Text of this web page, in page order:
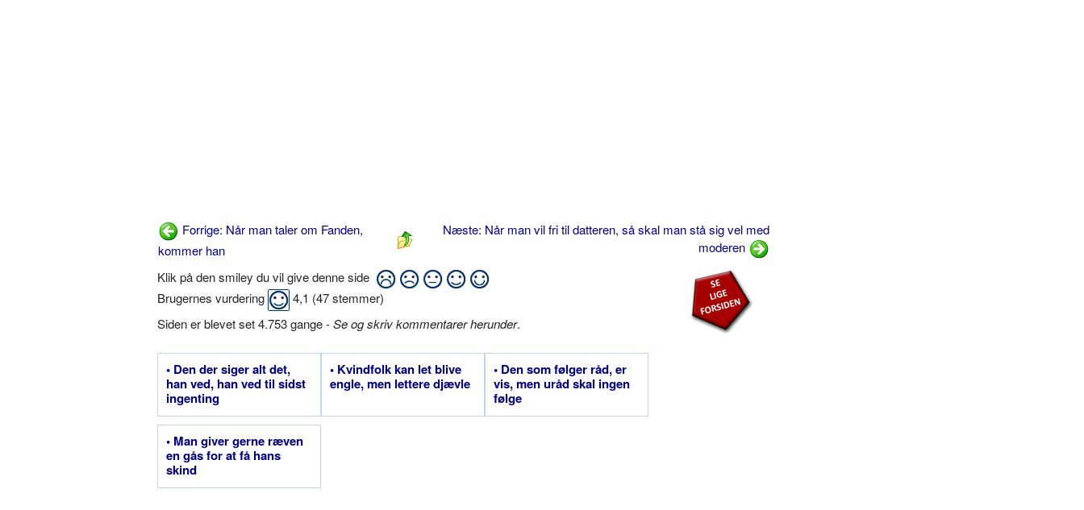
Forrige: Når man taler om Fanden,
kommer han
Næste: Når man vil fri til datteren, så skal man stå sig vel med
moderen
Klik på den smiley du vil give denne side
Brugernes vurdering
4,1 (47stemmer)
Siden er blevet set 4.753 gange -Se og skriv kommentarer herunder.
• Den der siger alt det,
han ved, han ved til sidst
ingenting
• Kvindfolk kan let blive
engle, men lettere djævle
• Den som følger råd, er
vis, men uråd skal ingen
følge
• Man giver gerne ræven
en gås for at få hans
skind